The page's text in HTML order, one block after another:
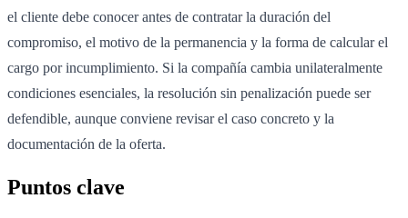
el cliente debe conocer antes de contratar la duración del
compromiso, el motivo de la permanencia y la forma de calcular el
cargo por incumplimiento. Si la compañía cambia unilateralmente
condiciones esenciales, la resolución sin penalización puede ser
defendible, aunque conviene revisar el caso concreto y la
documentación de la oferta.
Puntos clave